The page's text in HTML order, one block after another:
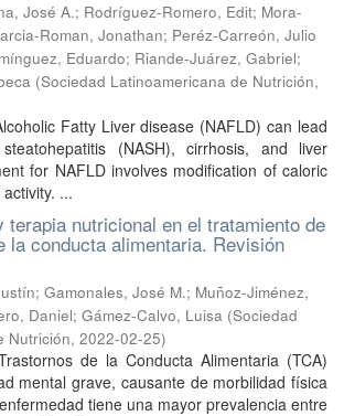
José A.; Rodríguez-Romero, Edit; Mora-
Roman, Jonathan; Peréz-Carreón, Julio
Eduardo; Riande-Juárez, Gabriel;
(Sociedad Latinoamericana de Nutrición,
Fatty Liver disease (NAFLD) can lead
(NASH), cirrhosis, and liver
for NAFLD involves modification of caloric
...
nutricional en el tratamiento de
la conducta alimentaria. Revisión
; Gamonales, José M.; Muñoz-Jiménez,
Daniel; Gámez-Calvo, Luisa (Sociedad
Nutrición, 2022-02-25)
de la Conducta Alimentaria (TCA)
mental grave, causante de morbilidad física
tiene una mayor prevalencia entre